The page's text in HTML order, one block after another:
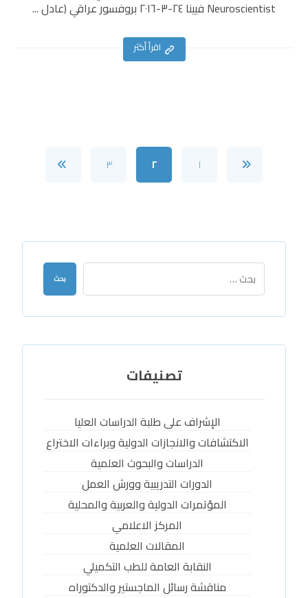
Neuroscientist فيينا ٢٤-٣-٢٠١٦ بروفسور عراقي (عادل ...
اقرأ أكثر
١ ٢ ٣
بحث
تصنيفات
الإشراف على طلبة الدراسات العليا
الاكتشافات والانجازات الدولية وبراءات الاختراع
الدراسات والبحوث العلمية
الدورات التدريبية وورش العمل
المؤتمرات الدولية والعربية والمحلية
المركز الاعلامي
المقالات العلمية
النقابة العامة للطب التكميلي
مناقشة رسائل الماجستير والدكتوراه